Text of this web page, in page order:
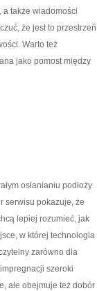
a także wiadomości
że jest to przestrzeń
Warto też
jako pomost między
osłanianiu podłoży
serwisu pokazuje, że
lepiej rozumieć, jak
w której technologia
zarówno dla
szeroki
ale obejmuje też dobór